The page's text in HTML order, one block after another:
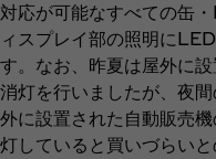
対応が可能なすべての缶
ィスプレイ部の照明に
す。なお、昨夏は屋外に
消灯を行いましたが、夜
外に設置された自動販売
灯していると買いづらい